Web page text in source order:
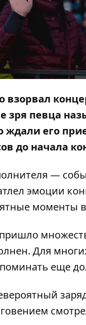
взорвал
зря певца
его
до начала
—
эмоции
моменты
Для
еще